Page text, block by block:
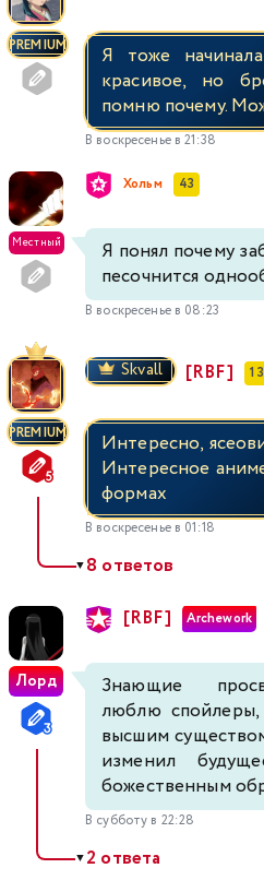
PREMIUM
Я тоже
красивое, но
помню почему.
В воскресенье в 21:38
Местный
Хольм 43
Я понял почему
песочнится
В воскресенье в 08:23
PREMIUM
Skvall [RBF] 1
Интересно,
Интересное
формах
В воскресенье в 01:18
▼8 ответов
Лорд
[RBF] Archework
Знающие
люблю
высшим
изменил
божественным
В субботу в 22:28
▼2 ответа